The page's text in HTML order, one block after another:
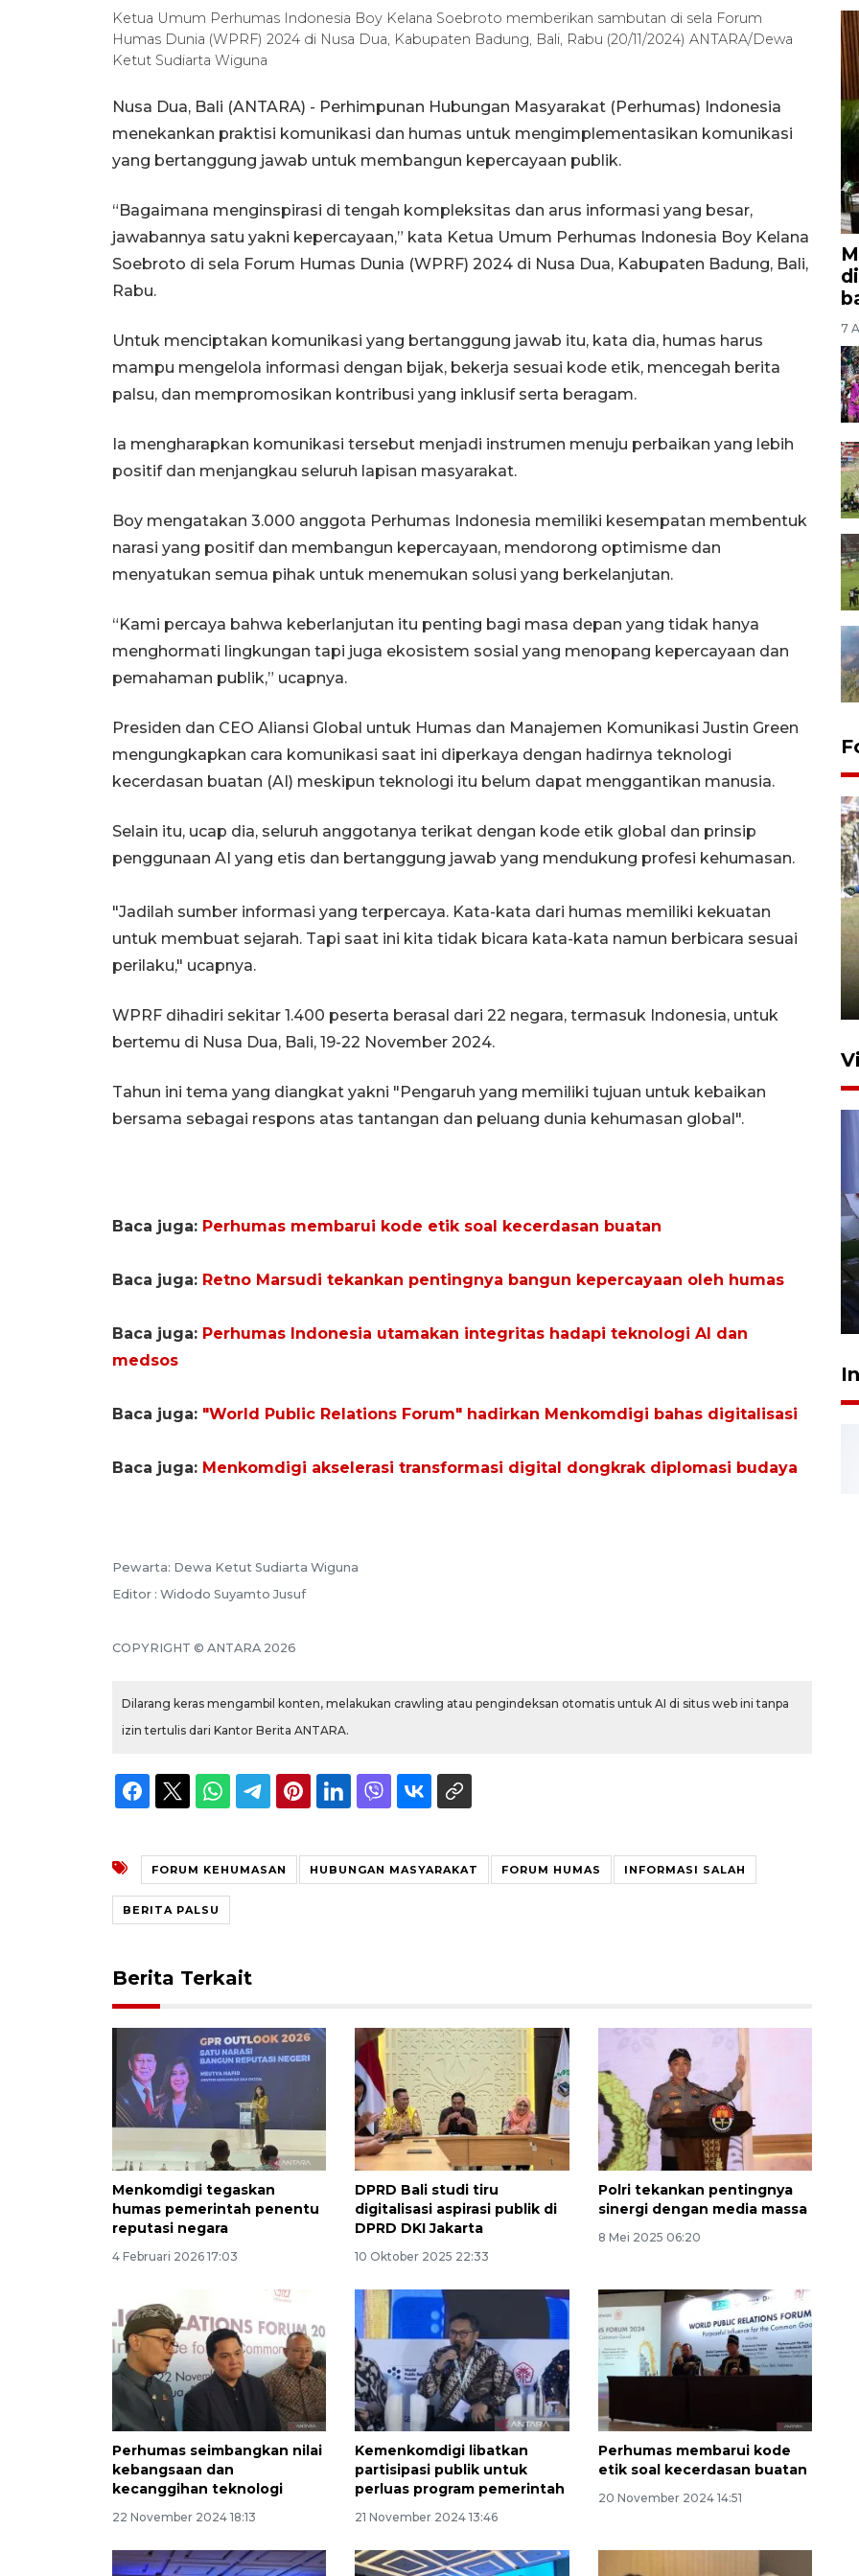
Ketua Umum Perhumas Indonesia Boy Kelana Soebroto memberikan sambutan di sela Forum
Humas Dunia (WPRF) 2024 di Nusa Dua, Kabupaten Badung, Bali, Rabu (20/11/2024) ANTARA/Dewa
Ketut Sudiarta Wiguna
Nusa Dua, Bali (ANTARA) - Perhimpunan Hubungan Masyarakat (Perhumas) Indonesia
menekankan praktisi komunikasi dan humas untuk mengimplementasikan komunikasi
yang bertanggung jawab untuk membangun kepercayaan publik.
“Bagaimana menginspirasi di tengah kompleksitas dan arus informasi yang besar,
jawabannya satu yakni kepercayaan,” kata Ketua Umum Perhumas Indonesia Boy Kelana
Soebroto di sela Forum Humas Dunia (WPRF) 2024 di Nusa Dua, Kabupaten Badung, Bali,
Rabu.
Untuk menciptakan komunikasi yang bertanggung jawab itu, kata dia, humas harus
mampu mengelola informasi dengan bijak, bekerja sesuai kode etik, mencegah berita
palsu, dan mempromosikan kontribusi yang inklusif serta beragam.
Ia mengharapkan komunikasi tersebut menjadi instrumen menuju perbaikan yang lebih
positif dan menjangkau seluruh lapisan masyarakat.
Boy mengatakan 3.000 anggota Perhumas Indonesia memiliki kesempatan membentuk
narasi yang positif dan membangun kepercayaan, mendorong optimisme dan
menyatukan semua pihak untuk menemukan solusi yang berkelanjutan.
“Kami percaya bahwa keberlanjutan itu penting bagi masa depan yang tidak hanya
menghormati lingkungan tapi juga ekosistem sosial yang menopang kepercayaan dan
pemahaman publik,” ucapnya.
Presiden dan CEO Aliansi Global untuk Humas dan Manajemen Komunikasi Justin Green
mengungkapkan cara komunikasi saat ini diperkaya dengan hadirnya teknologi
kecerdasan buatan (AI) meskipun teknologi itu belum dapat menggantikan manusia.
Selain itu, ucap dia, seluruh anggotanya terikat dengan kode etik global dan prinsip
penggunaan AI yang etis dan bertanggung jawab yang mendukung profesi kehumasan.
"Jadilah sumber informasi yang terpercaya. Kata-kata dari humas memiliki kekuatan
untuk membuat sejarah. Tapi saat ini kita tidak bicara kata-kata namun berbicara sesuai
perilaku," ucapnya.
WPRF dihadiri sekitar 1.400 peserta berasal dari 22 negara, termasuk Indonesia, untuk
bertemu di Nusa Dua, Bali, 19-22 November 2024.
Tahun ini tema yang diangkat yakni "Pengaruh yang memiliki tujuan untuk kebaikan
bersama sebagai respons atas tantangan dan peluang dunia kehumasan global".
Baca juga: Perhumas membarui kode etik soal kecerdasan buatan
Baca juga: Retno Marsudi tekankan pentingnya bangun kepercayaan oleh humas
Baca juga: Perhumas Indonesia utamakan integritas hadapi teknologi AI dan
medsos
Baca juga: "World Public Relations Forum" hadirkan Menkomdigi bahas digitalisasi
Baca juga: Menkomdigi akselerasi transformasi digital dongkrak diplomasi budaya
Pewarta: Dewa Ketut Sudiarta Wiguna
Editor : Widodo Suyamto Jusuf
COPYRIGHT © ANTARA 2026
Dilarang keras mengambil konten, melakukan crawling atau pengindeksan otomatis untuk AI di situs web ini tanpa
izin tertulis dari Kantor Berita ANTARA.
FORUM KEHUMASAN HUBUNGAN MASYARAKAT FORUM HUMAS INFORMASI SALAH
BERITA PALSU
Berita Terkait
Menkomdigi tegaskan
humas pemerintah penentu
reputasi negara
4 Februari 2026 17:03
DPRD Bali studi tiru
digitalisasi aspirasi publik di
DPRD DKI Jakarta
10 Oktober 2025 22:33
Polri tekankan pentingnya
sinergi dengan media massa
8 Mei 2025 06:20
Perhumas seimbangkan nilai
kebangsaan dan
kecanggihan teknologi
22 November 2024 18:13
Kemenkomdigi libatkan
partisipasi publik untuk
perluas program pemerintah
21 November 2024 13:46
Perhumas membarui kode
etik soal kecerdasan buatan
20 November 2024 14:51
7
pajak pedagang melalui
Tabanan